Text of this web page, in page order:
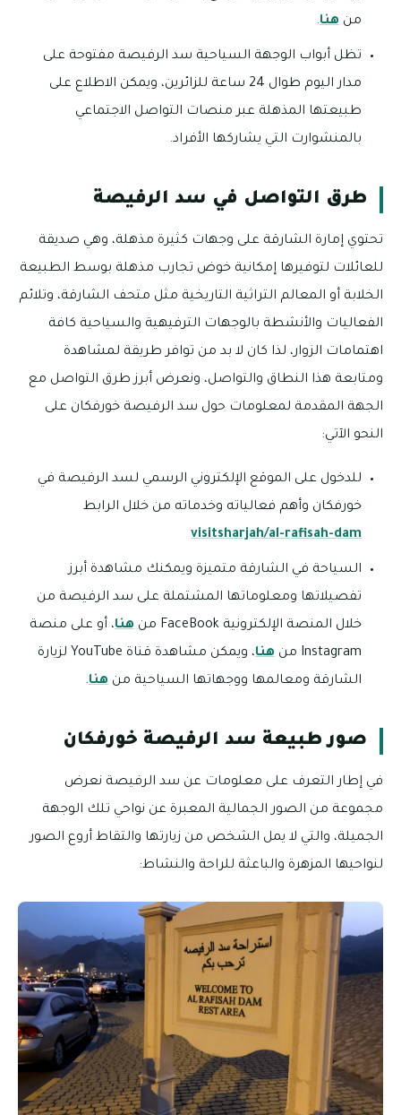
من هنا.
تظل أبواب الوجهة السياحية سد الرفيصة مفتوحة على
مدار اليوم طوال 24 ساعة للزائرين، ويمكن الاطلاع على
طبيعتها المذهلة عبر منصات التواصل الاجتماعي
بالمنشوارت التي يشاركها الأفراد.
طرق التواصل في سد الرفيصة
تحتوي إمارة الشارقة على وجهات كثيرة مذهلة، وهي صديقة
للعائلات لتوفيرها إمكانية خوض تجارب مذهلة بوسط الطبيعة
الخلابة أو المعالم التراثية التاريخية مثل متحف الشارقة، وتلائم
الفعاليات والأنشطة بالوجهات الترفيهية والسياحية كافة
اهتمامات الزوار، لذا كان لا بد من توافر طريقة لمشاهدة
ومتابعة هذا النطاق والتواصل، ونعرض أبرز طرق التواصل مع
الجهة المقدمة لمعلومات حول سد الرفيصة خورفكان على
النحو الآتي:
للدخول على الموقع الإلكتروني الرسمي لسد الرفيصة في
خورفكان وأهم فعالياته وخدماته من خلال الرابط
visitsharjah/al-rafisah-dam
السياحة في الشارقة متميزة ويمكنك مشاهدة أبرز
تفصيلاتها ومعلوماتها المشتملة على سد الرفيصة من
خلال المنصة الإلكترونية FaceBook من
هنا، أو على منصة
Instagram من
هنا
، ويمكن مشاهدة قناة YouTube لزيارة
الشارقة ومعالمها ووجهاتها السياحية من هنا.
صور طبيعة سد الرفيصة خورفكان
في إطار التعرف على معلومات عن سد الرفيصة نعرض
مجموعة من الصور الجمالية المعبرة عن نواحي تلك الوجهة
الجميلة، والتي لا يمل الشخص من زيارتها والتقاط أروع الصور
لنواحيها المزهرة والباعثة للراحة والنشاط: